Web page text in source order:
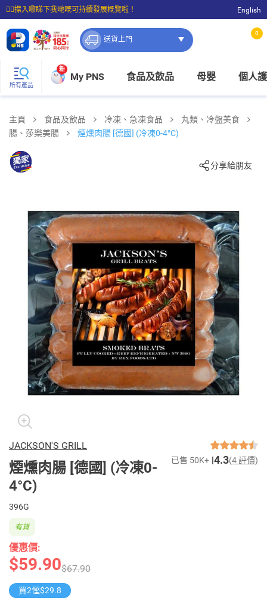
☝🏼㩒入嚟睇下我哋嘅可持續發展概覽啦！
⭐購物滿$399即享免費送貨；滿$100即可免費店取。
English
送貨上門
0
所有產品
新
My PNS 食品及飲品 母嬰 個人
主頁 食品及飲品 冷凍、急凍食品
丸類、冷盤美食
腸、莎樂美腸
煙燻肉腸 [德國] (冷凍0-4°C)
分享給朋友
JACKSON'S GRILL
煙燻肉腸 [德國] (冷凍0-
4°C)
已售 50K+ 4.3(4 評價)
396G
優惠價:
$59.90$67.90
有貨
買2慳$29.8